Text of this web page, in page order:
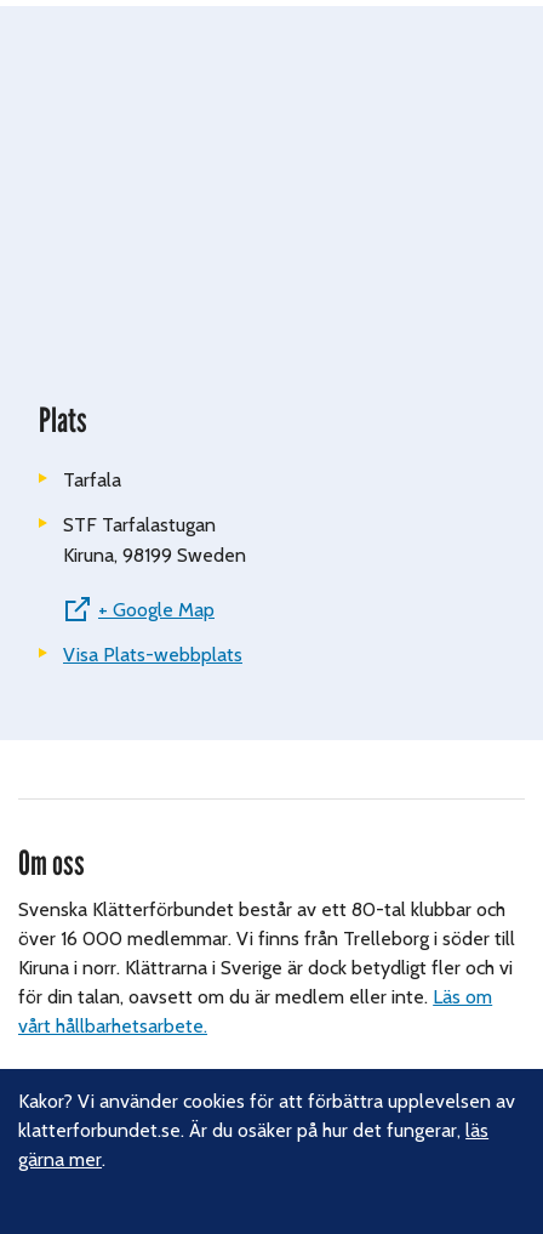
Plats
Tarfala
STF Tarfalastugan
Kiruna, 98199 Sweden
+ Google Map
Visa Plats-webbplats
Om oss
Svenska Klätterförbundet består av ett 80-tal klubbar och
över 16 000 medlemmar. Vi finns från Trelleborg i söder till
Kiruna i norr. Klättrarna i Sverige är dock betydligt fler och vi
för din talan, oavsett om du är medlem eller inte. Läs om
vårt hållbarhetsarbete.
Följ oss
Facebook
Instagram
Kakor? Vi använder cookies för att förbättra upplevelsen av
klatterforbundet.se. Är du osäker på hur det fungerar,läs
gärna mer.